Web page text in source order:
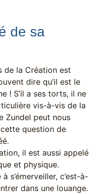
de sa
de la Création est
dire qu’il est le
! S’il a ses torts, il ne
vis-à-vis de la
Zundel peut nous
question de
il est aussi appelé
et physique.
s’émerveiller, c’est-à-
dans une louange.